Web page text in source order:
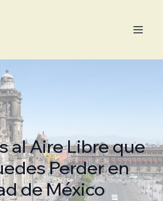
al Aire Libre que
Perder en
de México